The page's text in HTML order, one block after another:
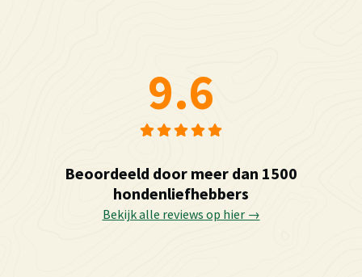
9.6
Beoordeeld door meer dan 1500
hondenliefhebbers
Bekijk alle reviews op hier →